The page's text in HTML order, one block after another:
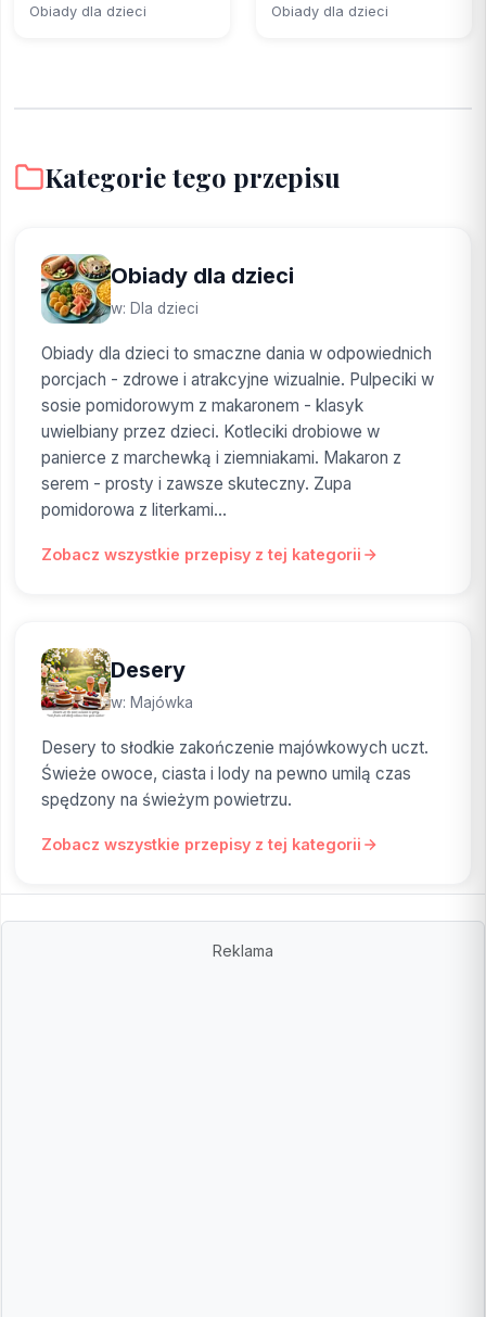
Obiady dla dzieci Obiady dla dzieci
Kategorie tego przepisu
Obiady dla dzieci
w: Dla dzieci
Obiady dla dzieci to smaczne dania w odpowiednich
porcjach - zdrowe i atrakcyjne wizualnie. Pulpeciki w
sosie pomidorowym z makaronem - klasyk
uwielbiany przez dzieci. Kotleciki drobiowe w
panierce z marchewką i ziemniakami. Makaron z
serem - prosty i zawsze skuteczny. Zupa
pomidorowa z literkami...
Zobacz wszystkie przepisy z tej kategorii
Desery
w: Majówka
Desery to słodkie zakończenie majówkowych uczt.
Świeże owoce, ciasta i lody na pewno umilą czas
spędzony na świeżym powietrzu.
Zobacz wszystkie przepisy z tej kategorii
Reklama